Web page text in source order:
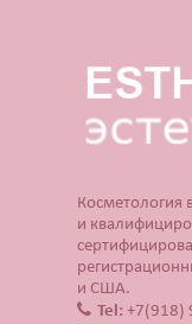
Косметология
и
и США.
Tel: +7(918)